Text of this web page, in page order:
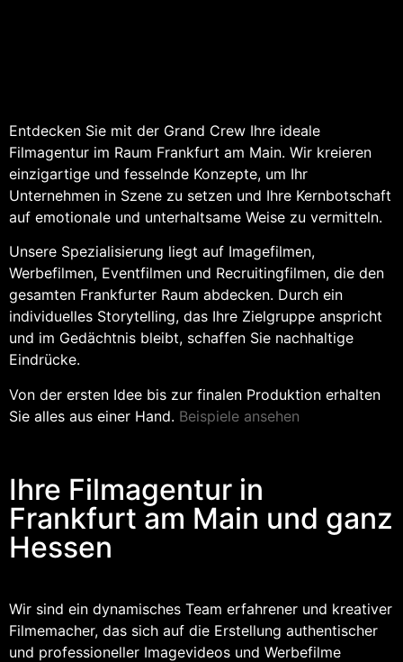
Entdecken Sie mit der Grand Crew Ihre ideale
Filmagentur im Raum Frankfurt am Main. Wir kreieren
einzigartige und fesselnde Konzepte, um Ihr
Unternehmen in Szene zu setzen und Ihre Kernbotschaft
auf emotionale und unterhaltsame Weise zu vermitteln.
Unsere Spezialisierung liegt auf Imagefilmen,
Werbefilmen, Eventfilmen und Recruitingfilmen, die den
gesamten Frankfurter Raum abdecken. Durch ein
individuelles Storytelling, das Ihre Zielgruppe anspricht
und im Gedächtnis bleibt, schaffen Sie nachhaltige
Eindrücke.
Von der ersten Idee bis zur finalen Produktion erhalten
Sie alles aus einer Hand. Beispiele ansehen
Ihre Filmagentur in
Frankfurt am Main und ganz
Hessen
Wir sind ein dynamisches Team erfahrener und kreativer
Filmemacher, das sich auf die Erstellung authentischer
und professioneller Imagevideos und Werbefilme